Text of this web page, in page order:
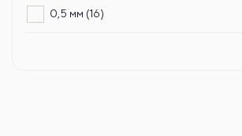
0,5 мм (16)